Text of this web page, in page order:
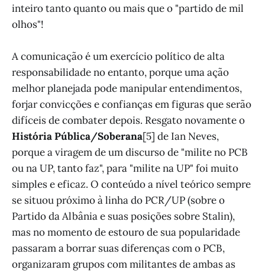
inteiro tanto quanto ou mais que o "partido de mil
olhos"!
A comunicação é um exercício político de alta
responsabilidade no entanto, porque uma ação
melhor planejada pode manipular entendimentos,
forjar convicções e confianças em figuras que serão
difíceis de combater depois. Resgato novamente o
História Pública/Soberana[5] de Ian Neves,
porque a viragem de um discurso de "milite no PCB
ou na UP, tanto faz", para "milite na UP" foi muito
simples e eficaz. O conteúdo a nível teórico sempre
se situou próximo à linha do PCR/UP (sobre o
Partido da Albânia e suas posições sobre Stalin),
mas no momento de estouro de sua popularidade
passaram a borrar suas diferenças com o PCB,
organizaram grupos com militantes de ambas as